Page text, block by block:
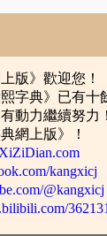
》歡迎您！
典》已有十
動力繼續努力
網上版》！
kangxicj
@kangxicj